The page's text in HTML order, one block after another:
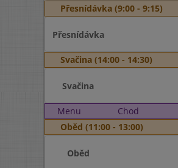
Přesnídávka (9:00 - 9:15)
Přesnídávka
Svačina (14:00 - 14:30)
Svačina
Menu Chod
Oběd (11:00 - 13:00)
Oběd